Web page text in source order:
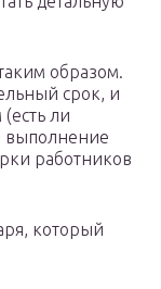
образом.
срок, и
ли
выполнение
работников
который